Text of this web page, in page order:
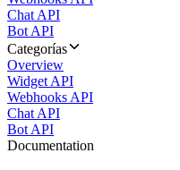
Chat API
Bot API
Categorías
Overview
Widget API
Webhooks API
Chat API
Bot API
Documentation